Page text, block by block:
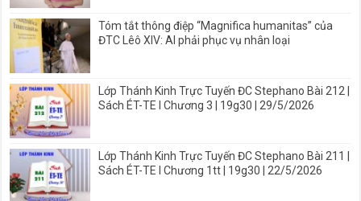
Tóm tắt thông điệp “Magnifica humanitas” của
ĐTC Lêô XIV: AI phải phục vụ nhân loại
Lớp Thánh Kinh Trực Tuyến ĐC Stephano Bài 212 |
Sách ÉT-TE I Chương 3 | 19g30 | 29/5/2026
Lớp Thánh Kinh Trực Tuyến ĐC Stephano Bài 211 |
Sách ÉT-TE I Chương 1tt | 19g30 | 22/5/2026